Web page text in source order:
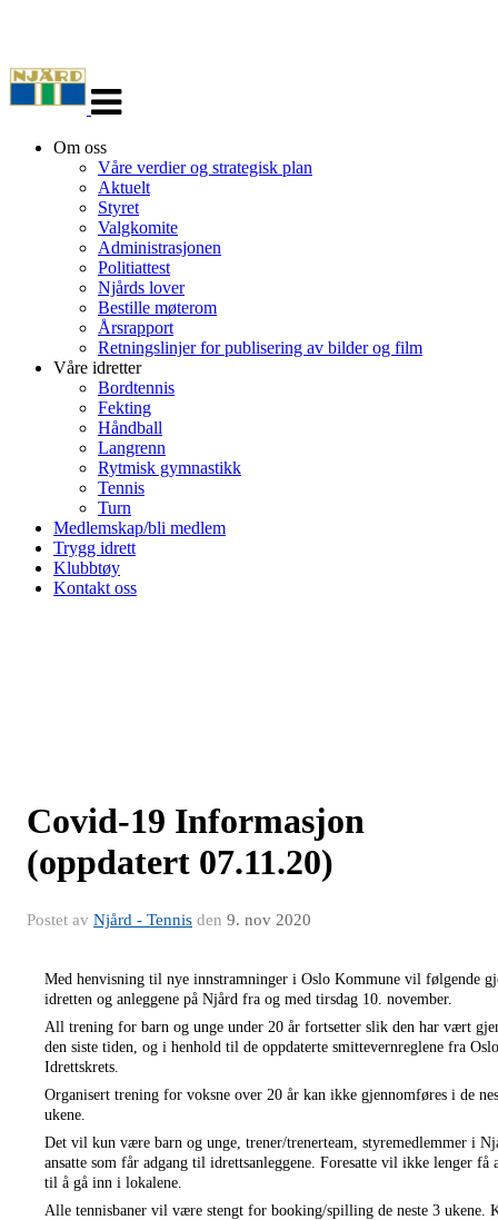
navigasjon
Om oss
Våre verdier og strategisk plan
Aktuelt
Styret
Valgkomite
Administrasjonen
Politiattest
Njårds lover
Bestille møterom
Årsrapport
Retningslinjer for publisering av bilder og film
Våre idretter
Bordtennis
Fekting
Håndball
Langrenn
Rytmisk gymnastikk
Tennis
Turn
Medlemskap/bli medlem
Trygg idrett
Klubbtøy
Kontakt oss
Covid-19 Informasjon
(oppdatert 07.11.20)
Postet av Njård - Tennis den 9. nov 2020
Med henvisning til nye innstramninger i Oslo Kommune vil følgende
idretten og anleggene på Njård fra og med tirsdag 10. november.
All trening for barn og unge under 20 år fortsetter slik den har vært
den siste tiden, og i henhold til de oppdaterte smittevernreglene fra Oslo
Idrettskrets.
Organisert trening for voksne over 20 år kan ikke gjennomføres i de
ukene.
Det vil kun være barn og unge, trener/trenerteam, styremedlemmer i
ansatte som får adgang til idrettsanleggene. Foresatte vil ikke lenger få
til å gå inn i lokalene.
Alle tennisbaner vil være stengt for booking/spilling de neste 3 ukene.